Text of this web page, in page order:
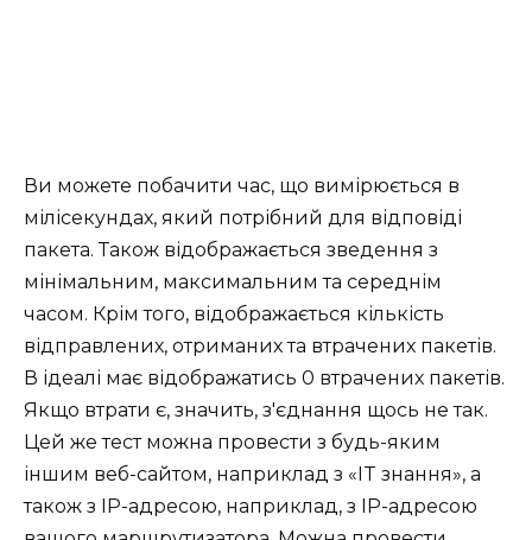
Ви можете побачити час, що вимірюється в
мілісекундах, який потрібний для відповіді
пакета. Також відображається зведення з
мінімальним, максимальним та середнім
часом. Крім того, відображається кількість
відправлених, отриманих та втрачених пакетів.
В ідеалі має відображатись 0 втрачених пакетів.
Якщо втрати є, значить, з'єднання щось не так.
Цей же тест можна провести з будь-яким
іншим веб-сайтом, наприклад з «IT знання», а
також з IP-адресою, наприклад, з IP-адресою